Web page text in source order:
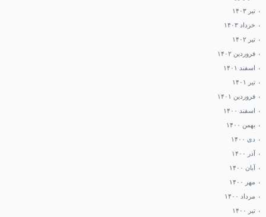
تیر ۱۴۰۳
خرداد ۱۴۰۳
تیر ۱۴۰۲
فروردین ۱۴۰۲
اسفند ۱۴۰۱
تیر ۱۴۰۱
فروردین ۱۴۰۱
اسفند ۱۴۰۰
بهمن ۱۴۰۰
دی ۱۴۰۰
آذر ۱۴۰۰
آبان ۱۴۰۰
مهر ۱۴۰۰
مرداد ۱۴۰۰
تیر ۱۴۰۰